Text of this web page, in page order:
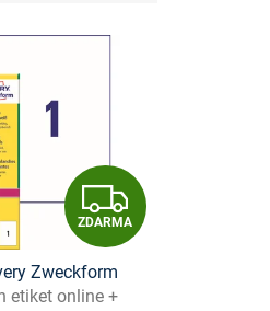
Z
D
ZDARMA
Zweckform
etiket online +